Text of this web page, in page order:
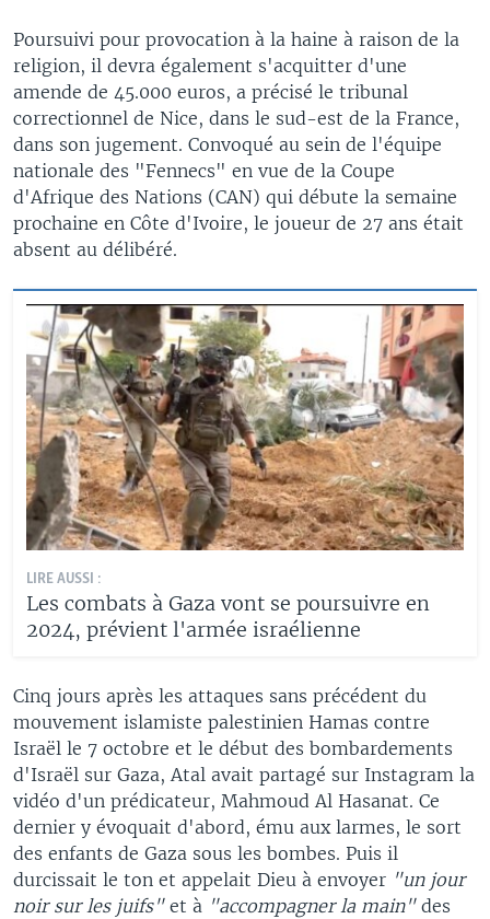
Poursuivi pour provocation à la haine à raison de la
religion, il devra également s'acquitter d'une
amende de 45.000 euros, a précisé le tribunal
correctionnel de Nice, dans le sud-est de la France,
dans son jugement. Convoqué au sein de l'équipe
nationale des "Fennecs" en vue de la Coupe
d'Afrique des Nations (CAN) qui débute la semaine
prochaine en Côte d'Ivoire, le joueur de 27 ans était
absent au délibéré.
LIRE AUSSI :
Les combats à Gaza vont se poursuivre en
2024, prévient l'armée israélienne
Cinq jours après les attaques sans précédent du
mouvement islamiste palestinien Hamas contre
Israël le 7 octobre et le début des bombardements
d'Israël sur Gaza, Atal avait partagé sur Instagram la
vidéo d'un prédicateur, Mahmoud Al Hasanat. Ce
dernier y évoquait d'abord, ému aux larmes, le sort
des enfants de Gaza sous les bombes. Puis il
durcissait le ton et appelait Dieu à envoyer "un jour
noir sur les juifs"et à "accompagner la main" des